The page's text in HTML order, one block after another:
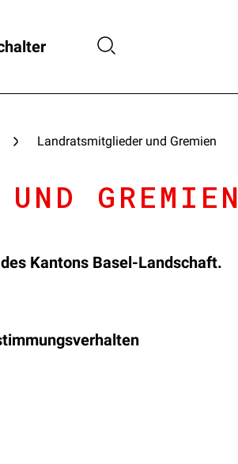
Landratsmitglieder und Gremien
GREMIEN
Kantons Basel-Landschaft.